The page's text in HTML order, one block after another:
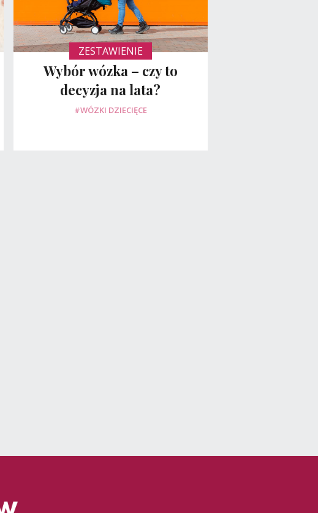
ZESTAWIENIE
Wybór wózka – czy to
decyzja na lata?
#WÓZKI DZIECIĘCE